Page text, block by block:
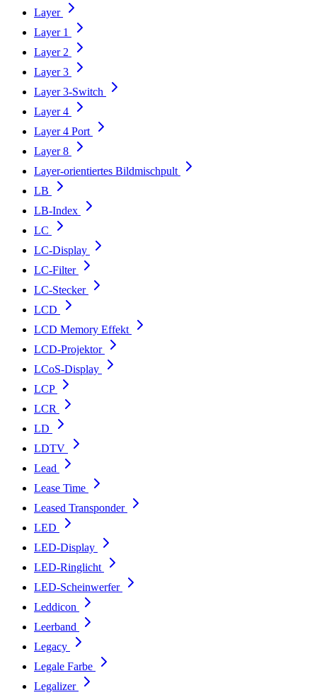
Layer
Layer 1
Layer 2
Layer 3
Layer 3-Switch
Layer 4
Layer 4 Port
Layer 8
Layer-orientiertes Bildmischpult
LB
LB-Index
LC
LC-Display
LC-Filter
LC-Stecker
LCD
LCD Memory Effekt
LCD-Projektor
LCoS-Display
LCP
LCR
LD
LDTV
Lead
Lease Time
Leased Transponder
LED
LED-Display
LED-Ringlicht
LED-Scheinwerfer
Leddicon
Leerband
Legacy
Legale Farbe
Legalizer